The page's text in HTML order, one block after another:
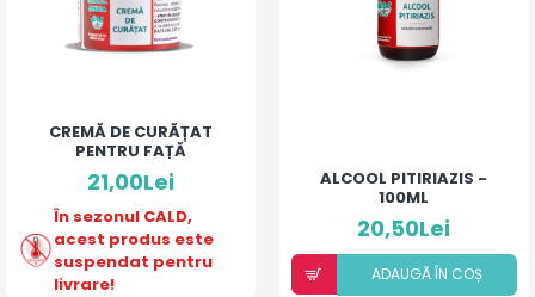
CREMĂ DE CURĂȚAT
PENTRU FAȚĂ
21,00Lei
În sezonul CALD,
acest produs este
suspendat pentru
livrare!
ALCOOL PITIRIAZIS -
100ML
20,50Lei
ADAUGÃ ÎN COȘ